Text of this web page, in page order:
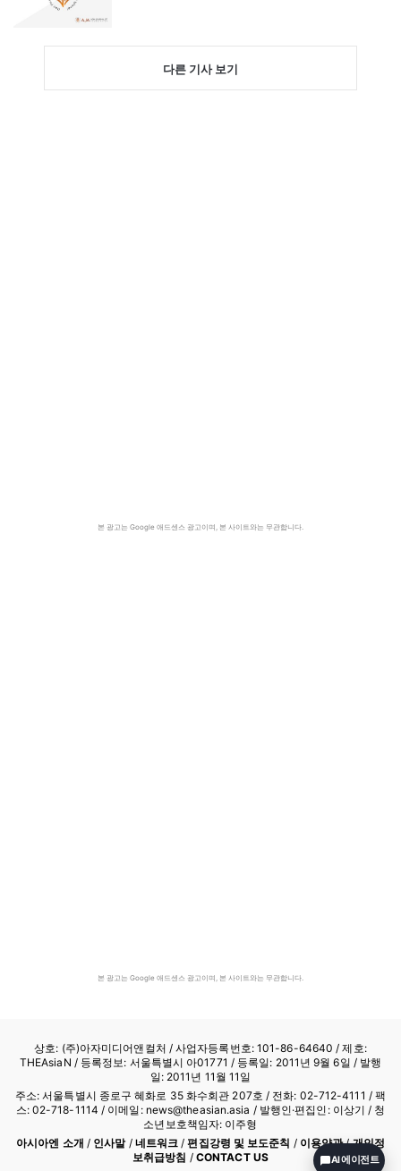
다른 기사 보기
본 광고는 Google 애드센스 광고이며, 본 사이트와는 무관합니다.
본 광고는 Google 애드센스 광고이며, 본 사이트와는 무관합니다.
상호: (주)아자미디어앤컬처 /사업자등록번호: 101-86-64640 / 제호:
THEAsiaN / 등록정보: 서울특별시 아01771 / 등록일: 2011년 9월 6일 / 발행
일: 2011년 11월 11일
주소: 서울특별시 종로구 혜화로 35 화수회관 207호 / 전화: 02-712-4111 / 팩
스: 02-718-1114 / 이메일: news@theasian.asia / 발행인·편집인: 이상기 / 청
소년보호책임자: 이주형
아시아엔 소개 / 인사말/ 네트워크 /편집강령 및 보도준칙 / 이용약관/개인정
보취급방침 / CONTACT US
AI 에이전트